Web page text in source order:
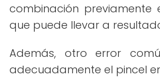
combinación
que puede llevar a
Además, otro error
adecuadamente el pincel